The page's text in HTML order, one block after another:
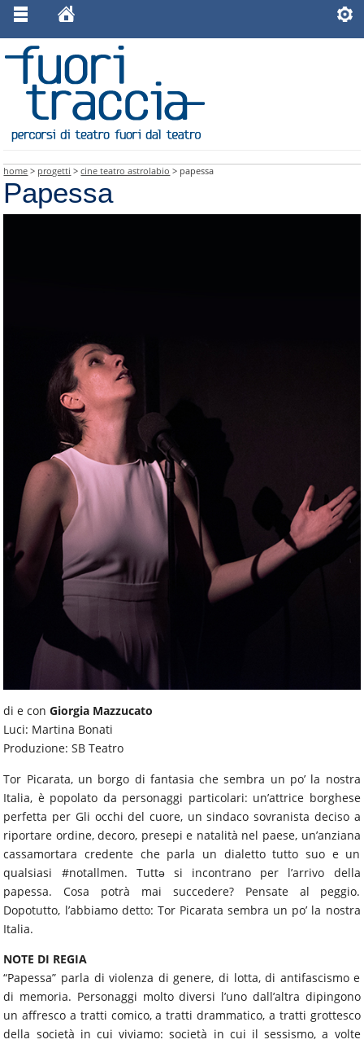
home > progetti >cine teatro astrolabio > papessa
Papessa
di e conGiorgia Mazzucato
Luci: Martina Bonati
Produzione: SB Teatro
Tor Picarata, un borgo di fantasia che sembra un po’ la nostra
Italia, è popolato da personaggi particolari: un’attrice borghese
perfetta per Gli occhi del cuore, un sindaco sovranista deciso a
riportare ordine, decoro, presepi e natalità nel paese, un’anziana
cassamortara credente che parla un dialetto tutto suo e un
qualsiasi #notallmen. Tuttə si incontrano per l’arrivo della
papessa. Cosa potrà mai succedere? Pensate al peggio.
Dopotutto, l’abbiamo detto: Tor Picarata sembra un po’ la nostra
Italia.
NOTE DI REGIA
“Papessa” parla di violenza di genere, di lotta, di antifascismo e
di memoria. Personaggi molto diversi l’uno dall’altra dipingono
un affresco a tratti comico, a tratti drammatico, a tratti grottesco
della società in cui viviamo: società in cui il sessismo, a volte